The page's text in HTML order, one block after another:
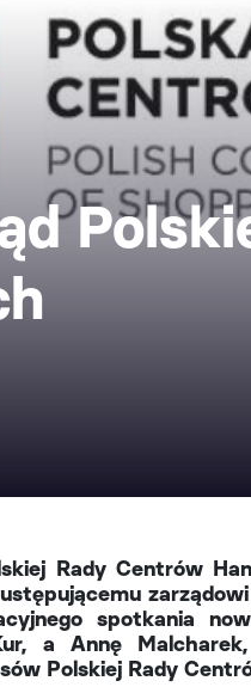
Rady Centrów
spotkania
a Annę
Polskiej Rady